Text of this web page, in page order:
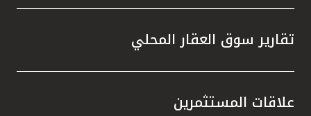
تقارير سوق العقار المحلي
علاقات المستثمرين